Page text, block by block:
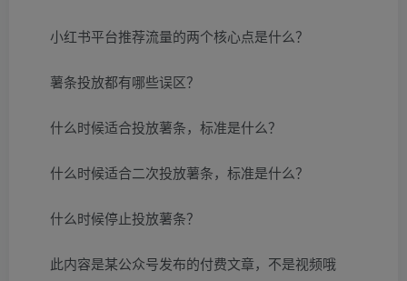
小红书平台推荐流量的两个核心点是什么？
薯条投放都有哪些误区？
什么时候适合投放薯条，标准是什么？
什么时候适合二次投放薯条，标准是什么？
什么时候停止投放薯条？
此内容是某公众号发布的付费文章，不是视频哦